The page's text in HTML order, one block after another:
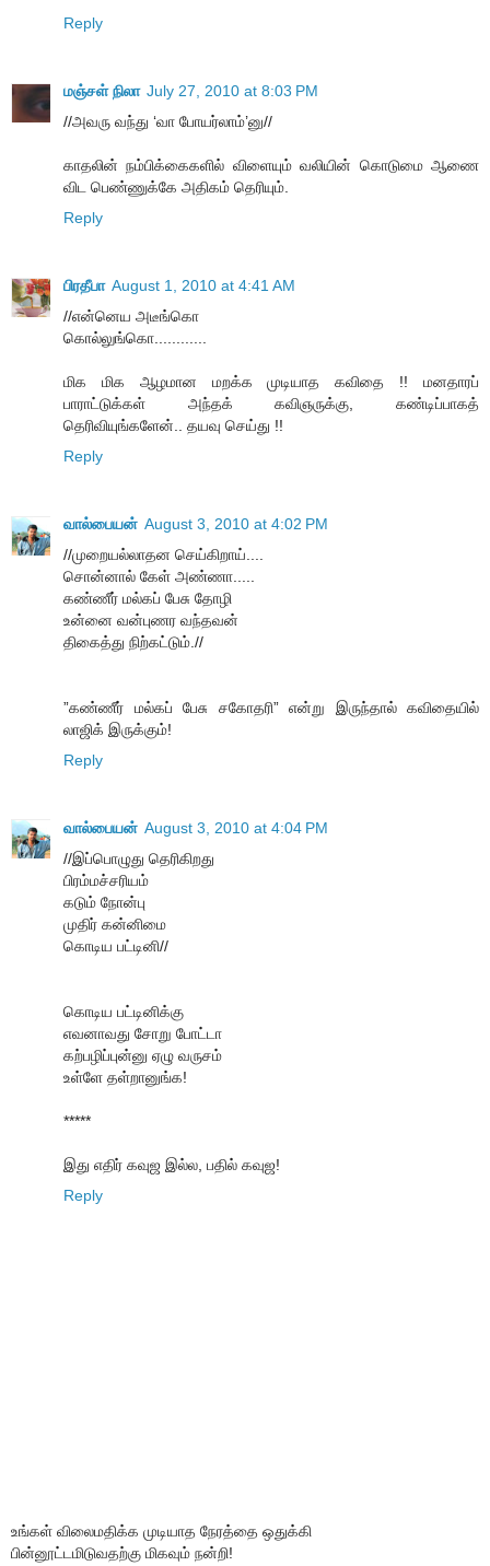
Reply
மஞ்சள் நிலா July 27, 2010 at 8:03 PM
//அவரு வந்து ‘வா போயர்லாம்’னு//
காதலின் நம்பிக்கைகளில் விளையும் வலியின் கொடுமை ஆணை
விட பெண்ணுக்கே அதிகம் தெரியும்.
Reply
பிரதீபா August 1, 2010 at 4:41 AM
//என்னெய அடீங்கொ
கொல்லுங்கொ............
மிக மிக ஆழமான மறக்க முடியாத கவிதை !! மனதாரப்
பாராட்டுக்கள் அந்தக் கவிஞருக்கு, கண்டிப்பாகத்
தெரிவியுங்களேன்.. தயவு செய்து !!
Reply
வால்பையன் August 3, 2010 at 4:02 PM
//முறையல்லாதன செய்கிறாய்....
சொன்னால் கேள் அண்ணா.....
கண்ணீர் மல்கப் பேசு தோழி
உன்னை வன்புணர வந்தவன்
திகைத்து நிற்கட்டும்.//
”கண்ணீர் மல்கப் பேசு சகோதரி” என்று இருந்தால் கவிதையில்
லாஜிக் இருக்கும்!
Reply
வால்பையன் August 3, 2010 at 4:04 PM
//இப்பொழுது தெரிகிறது
பிரம்மச்சரியம்
கடும் நோன்பு
முதிர் கன்னிமை
கொடிய பட்டினி//
கொடிய பட்டினிக்கு
எவனாவது சோறு போட்டா
கற்பழிப்புன்னு ஏழு வருசம்
உள்ளே தள்றானுங்க!
*****
இது எதிர் கவுஜ இல்ல, பதில் கவுஜ!
Reply
உங்கள் விலைமதிக்க முடியாத நேரத்தை ஒதுக்கி
பின்னூட்டமிடுவதற்கு மிகவும் நன்றி!